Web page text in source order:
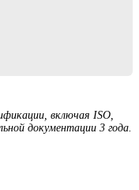
включая ISO,
документации 3 года.